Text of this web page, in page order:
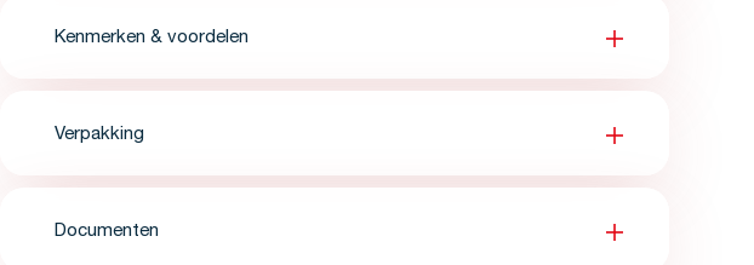
Kenmerken & voordelen
Verpakking
Documenten